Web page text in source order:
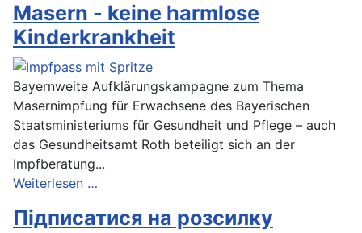
Masern - keine harmlose
Kinderkrankheit
Bayernweite Aufklärungskampagne zum Thema
Masernimpfung für Erwachsene des Bayerischen
Staatsministeriums für Gesundheit und Pflege – auch
das Gesundheitsamt Roth beteiligt sich an der
Impfberatung...
Weiterlesen …
Підписатися на розсилку